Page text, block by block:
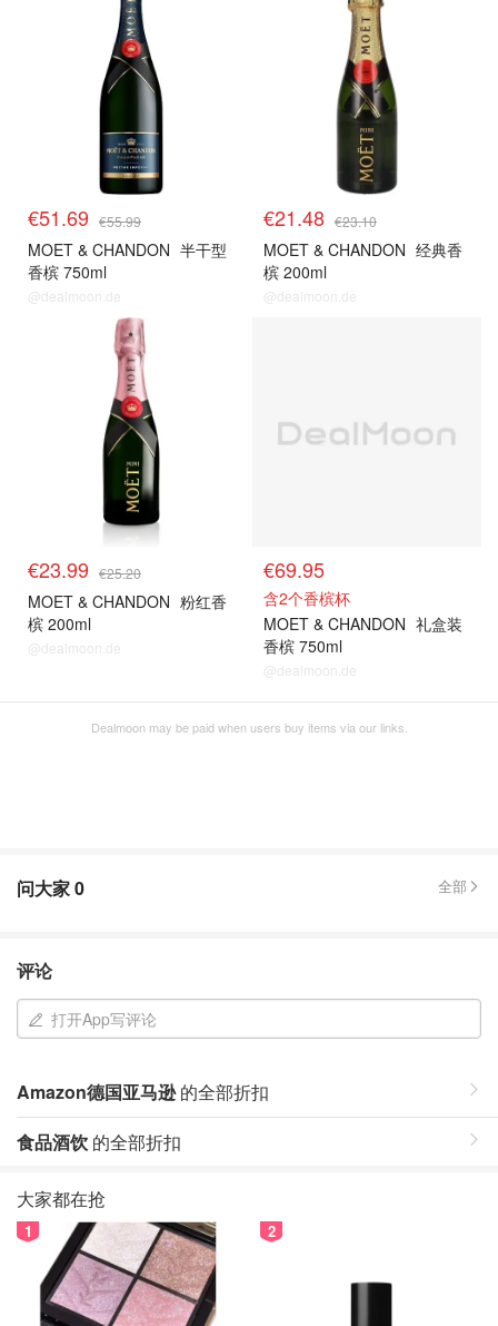
€51.69 €55.99
MOET & CHANDON 半干型
香槟 750ml
@dealmoon.de
€21.48 €23.10
MOET & CHANDON 经典香
槟 200ml
@dealmoon.de
€23.99 €25.20
MOET & CHANDON 粉红香
槟 200ml
@dealmoon.de
€69.95
含2个香槟杯
MOET & CHANDON 礼盒装
香槟 750ml
@dealmoon.de
Dealmoon may be paid when users buy items via our links.
问大家0 全部
评论
打开App写评论
Amazon德国亚马逊的全部折扣
食品酒饮 的全部折扣
大家都在抢
1 2